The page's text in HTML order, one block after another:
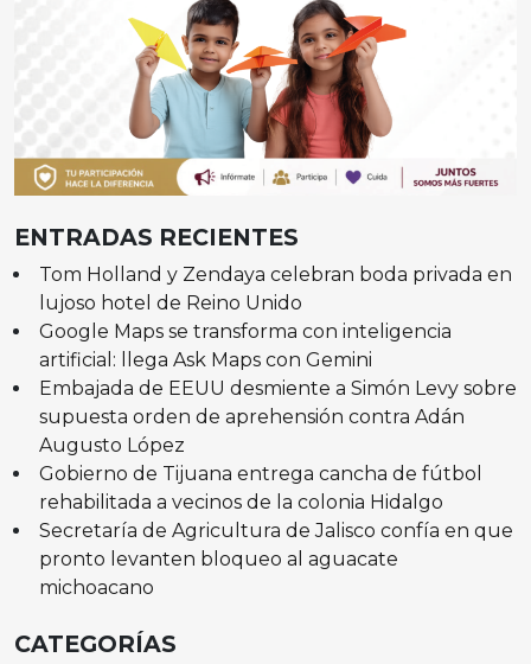
ENTRADAS RECIENTES
Tom Holland y Zendaya celebran boda privada en
lujoso hotel de Reino Unido
Google Maps se transforma con inteligencia
artificial: llega Ask Maps con Gemini
Embajada de EEUU desmiente a Simón Levy sobre
supuesta orden de aprehensión contra Adán
Augusto López
Gobierno de Tijuana entrega cancha de fútbol
rehabilitada a vecinos de la colonia Hidalgo
Secretaría de Agricultura de Jalisco confía en que
pronto levanten bloqueo al aguacate
michoacano
CATEGORÍAS